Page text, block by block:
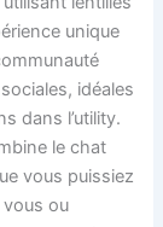
unique
idéales
dans l’utility.
le chat
vous puissiez
ou